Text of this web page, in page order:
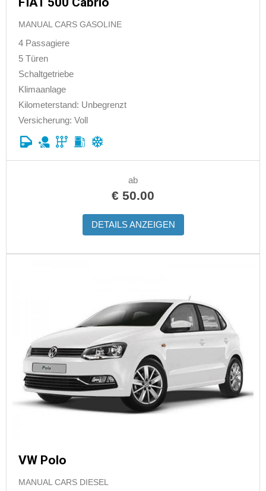
MANUAL CARS GASOLINE
4 Passagiere
5 Türen
Schaltgetriebe
Klimaanlage
Kilometerstand: Unbegrenzt
Versicherung: Voll
ab
€ 50.00
DETAILS ANZEIGEN
VW Polo
MANUAL CARS DIESEL